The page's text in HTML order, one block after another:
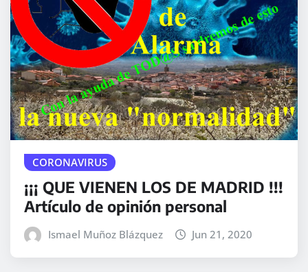
CORONAVIRUS
¡¡¡ QUE VIENEN LOS DE MADRID !!!
Artículo de opinión personal
Ismael Muñoz Blázquez Jun 21, 2020